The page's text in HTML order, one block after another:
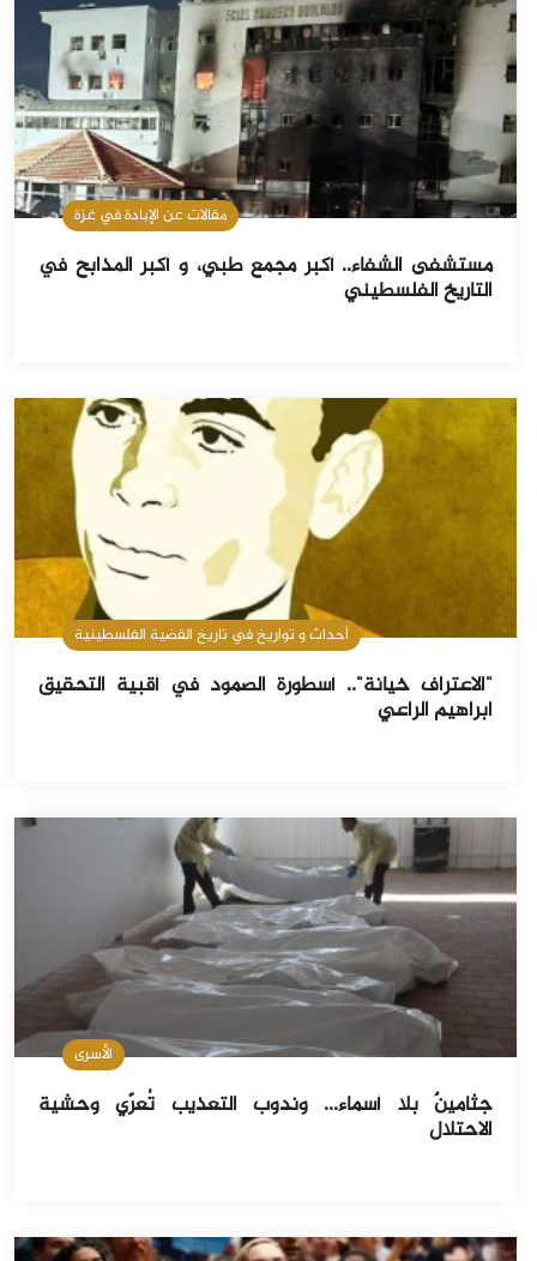
مقالات عن الإبادة في غزة
مستشفى الشفاء.. أكبر مجمع طبي، و أكبر المذابح في
التاريخ الفلسطيني
أحداث و تواريخ في تاريخ القضية الفلسطينية
"الاعتراف خيانة".. أسطورة الصمود في أقبية التحقيق
ابراهيم الراعي
الأسرى
جثامينٌ بلا أسماء… وندوب التعذيب تُعرّي وحشية
الاحتلال